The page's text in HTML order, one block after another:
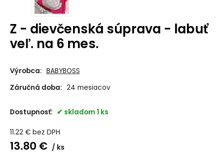
Z - dievčenská súprava - labuť
veľ. na 6 mes.
Výrobca: BABYBOSS
Záručná doba: 24 mesiacov
Dostupnosť: skladom 1 ks
11.22€ bez DPH
13.80 € ks